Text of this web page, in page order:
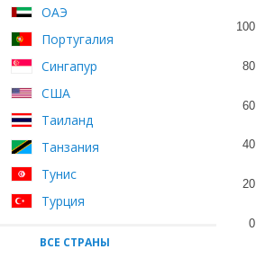
ОАЭ
Португалия
Сингапур
США
Таиланд
Танзания
Тунис
Турция
ВСЕ СТРАНЫ
0
20
40
60
80
100